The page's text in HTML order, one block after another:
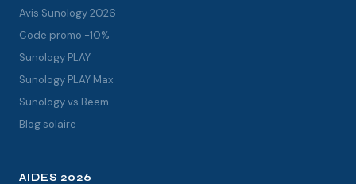
Avis Sunology 2026
Code promo -10%
Sunology PLAY
Sunology PLAY Max
Sunology vs Beem
Blog solaire
AIDES 2026